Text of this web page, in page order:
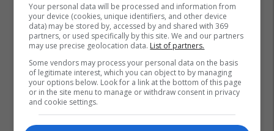
Your personal data will be processed and information from
your device (cookies, unique identifiers, and other device
data) may be stored by, accessed by and shared with 369
partners, or used specifically by this site. We and our partners
may use precise geolocation data. List of partners.
Some vendors may process your personal data on the basis
of legitimate interest, which you can object to by managing
your options below. Look for a link at the bottom of this page
or in the site menu to manage or withdraw consent in privacy
and cookie settings.